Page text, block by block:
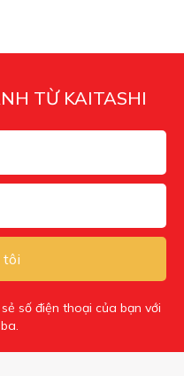
TỪ KAITASHI
tôi
số điện thoại của bạn với